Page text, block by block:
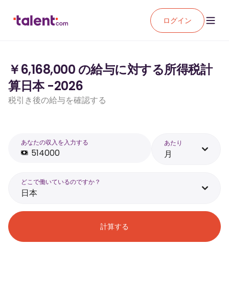
ログイン
￥6,168,000 の給与に対する所得税計
算日本 -2026
税引き後の給与を確認する
あなたの収入を入力する あたり
月
どこで働いているのですか？
日本
計算する